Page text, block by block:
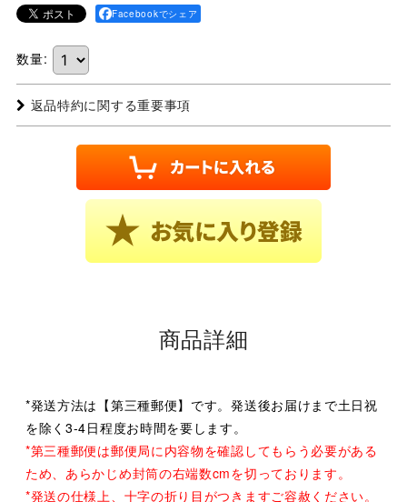
Facebookでシェア
数量:
返品特約に関する重要事項
商品詳細
*発送方法は【第三種郵便】です。発送後お届けまで土日祝
を除く3-4日程度お時間を要します。
*第三種郵便は郵便局に内容物を確認してもらう必要がある
ため、あらかじめ封筒の右端数cmを切っております。
*発送の仕様上、十字の折り目がつきますご容赦ください。